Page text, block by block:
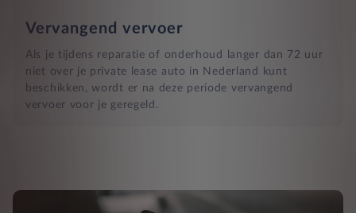
Vervangend vervoer
Als je tijdens reparatie of onderhoud langer dan 72 uur
niet over je private lease auto in Nederland kunt
beschikken, wordt er na deze periode vervangend
vervoer voor je geregeld.